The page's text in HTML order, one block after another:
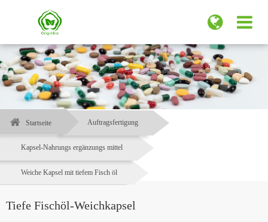
Startseite Auftragsfertigung
Kapsel-Nahrungs ergänzungs mittel
Weiche Kapsel mit tiefem Fisch öl
Tiefe Fischöl-Weichkapsel